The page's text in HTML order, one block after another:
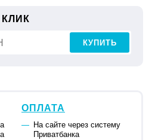
КУПИТЬ
ОПЛАТА
На сайте через систему
Приватбанка